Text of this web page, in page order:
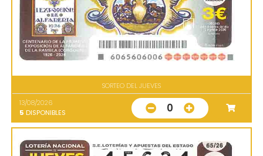
SORTEO DEL JUEVES
13/08/2026
5 DISPONIBLES 0